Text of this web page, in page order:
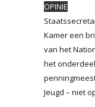
OPINIE
Kamer een
van het
het
Jeugd – niet